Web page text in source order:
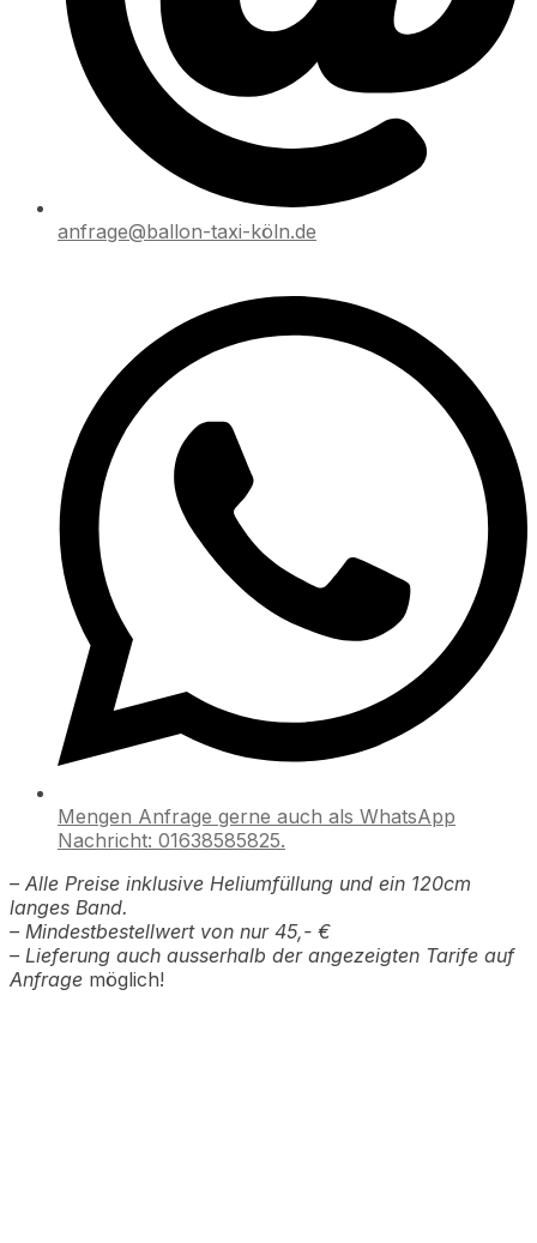
anfrage@ballon-taxi-köln.de
Mengen Anfrage gerne auch als WhatsApp
Nachricht: 01638585825.
– Alle Preise inklusive Heliumfüllung und ein 120cm
langes Band.
– Mindestbestellwert von nur 45,- €
– Lieferung auch ausserhalb der angezeigten Tarife auf
Anfrage möglich!